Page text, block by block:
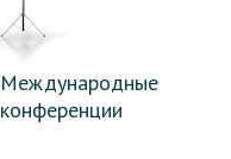
Международные
конференции